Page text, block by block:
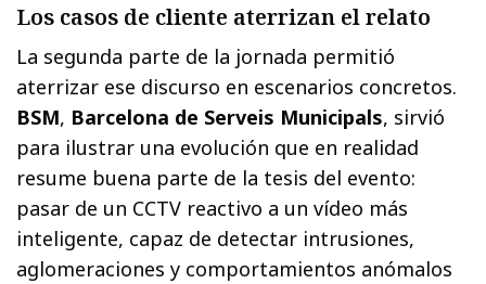
Los casos de cliente aterrizan el relato
La segunda parte de la jornada permitió
aterrizar ese discurso en escenarios concretos.
BSM, Barcelona de Serveis Municipals, sirvió
para ilustrar una evolución que en realidad
resume buena parte de la tesis del evento:
pasar de un CCTV reactivo a un vídeo más
inteligente, capaz de detectar intrusiones,
aglomeraciones y comportamientos anómalos